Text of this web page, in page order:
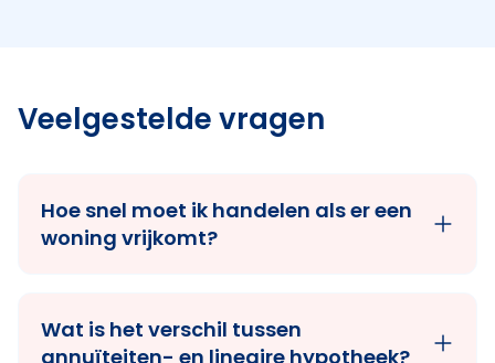
Veelgestelde vragen
Hoe snel moet ik handelen als er een
woning vrijkomt?
Wat is het verschil tussen
annuïteiten- en lineaire hypotheek?